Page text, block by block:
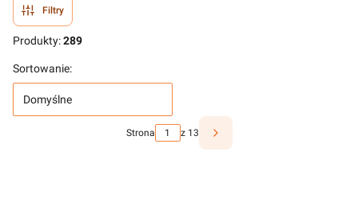
Filtry
Produkty:289
Sortowanie:
Domyślne
Strona z 13